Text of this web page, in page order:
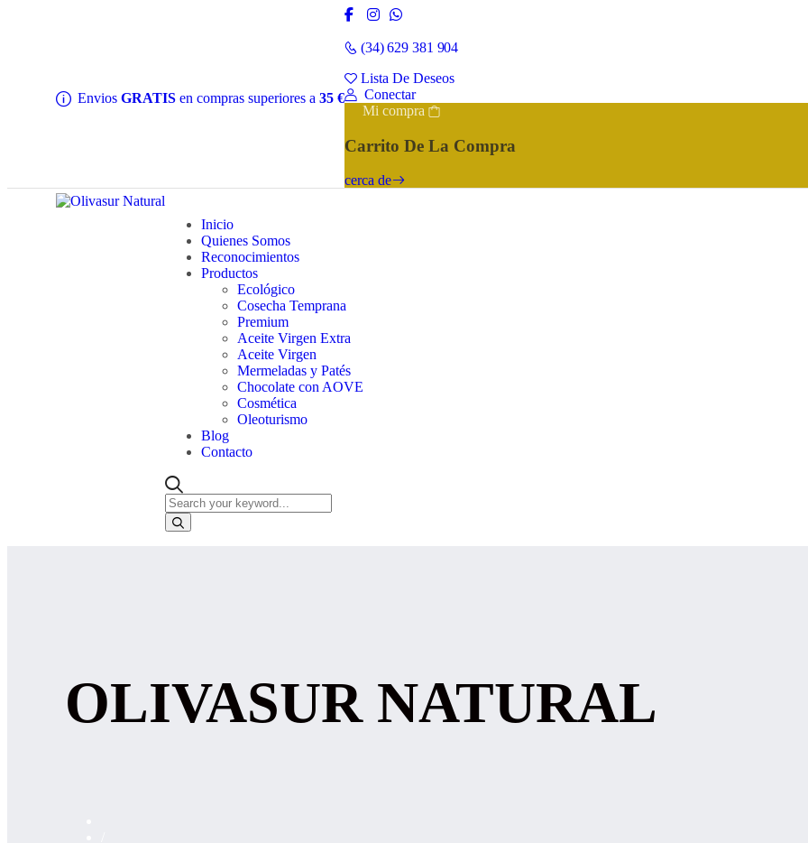
Envios GRATIS en compras superiores a 35 €
(34) 629 381 904
Lista De Deseos
Conectar
Mi compra
Carrito De La Compra
cerca de
Inicio
Quienes Somos
Reconocimientos
Productos
Ecológico
Cosecha Temprana
Premium
Aceite Virgen Extra
Aceite Virgen
Mermeladas y Patés
Chocolate con AOVE
Cosmética
Oleoturismo
Blog
Contacto
OLIVASUR NATURAL